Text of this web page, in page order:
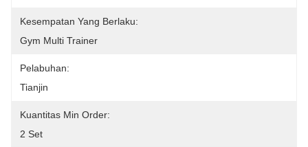
Kesempatan Yang Berlaku:
Gym Multi Trainer
Pelabuhan:
Tianjin
Kuantitas Min Order:
2 Set